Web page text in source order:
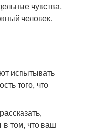
чувства.
человек.
испытывать
того, что
в том, что ваш